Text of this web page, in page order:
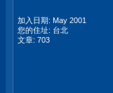
加入日期: May 2001
您的住址: 台北
文章: 703